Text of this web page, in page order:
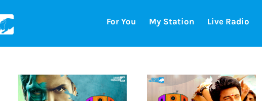
For You My Station Live Radio